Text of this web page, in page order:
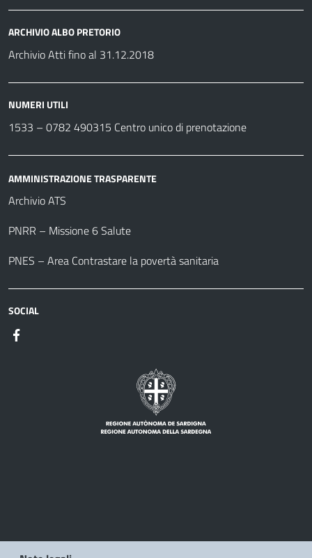
ARCHIVIO ALBO PRETORIO
Archivio Atti fino al 31.12.2018
NUMERI UTILI
1533 – 0782 490315 Centro unico di prenotazione
AMMINISTRAZIONE TRASPARENTE
Archivio ATS
PNRR – Missione 6 Salute
PNES – Area Contrastare la povertà sanitaria
SOCIAL